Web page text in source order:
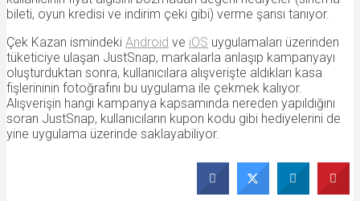
bileti, oyun kredisi ve indirim çeki gibi) verme şansı tanıyor.
Çek Kazan ismindeki Android ve iOS uygulamaları üzerinden
tüketiciye ulaşan JustSnap, markalarla anlaşıp kampanyayı
oluşturduktan sonra, kullanıcılara alışverişte aldıkları kasa
fişlerininin fotoğrafını bu uygulama ile çekmek kalıyor.
Alışverişin hangi kampanya kapsamında nereden yapıldığını
soran JustSnap, kullanıcıların kupon kodu gibi hediyelerini de
yine uygulama üzerinde saklayabiliyor.